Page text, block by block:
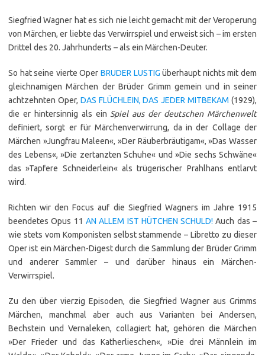
Siegfried Wagner hat es sich nie leicht gemacht mit der Veroperung
von Märchen, er liebte das Verwirrspiel und erweist sich – im ersten
Drittel des 20. Jahrhunderts – als ein Märchen-Deuter.
So hat seine vierte Oper BRUDER LUSTIG überhaupt nichts mit dem
gleichnamigen Märchen der Brüder Grimm gemein und in seiner
achtzehnten Oper, DAS FLÜCHLEIN, DAS JEDER MITBEKAM (1929),
die er hintersinnig als ein Spiel aus der deutschen Märchenwelt
definiert, sorgt er für Märchenverwirrung, da in der Collage der
Märchen »Jungfrau Maleen«, »Der Räuberbräutigam«, »Das Wasser
des Lebens«, »Die zertanzten Schuhe« und »Die sechs Schwäne«
das »Tapfere Schneiderlein« als trügerischer Prahlhans entlarvt
wird.
Richten wir den Focus auf die Siegfried Wagners im Jahre 1915
beendetes Opus 11 AN ALLEM IST HÜTCHEN SCHULD! Auch das –
wie stets vom Komponisten selbst stammende – Libretto zu dieser
Oper ist ein Märchen-Digest durch die Sammlung der Brüder Grimm
und anderer Sammler – und darüber hinaus ein Märchen-
Verwirrspiel.
Zu den über vierzig Episoden, die Siegfried Wagner aus Grimms
Märchen, manchmal aber auch aus Varianten bei Andersen,
Bechstein und Vernaleken, collagiert hat, gehören die Märchen
»Der Frieder und das Katherlieschen«, »Die drei Männlein im